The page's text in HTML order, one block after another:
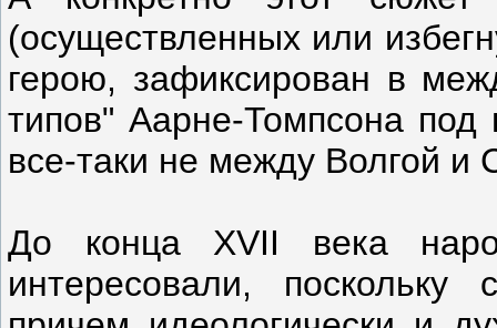
(осуществленных или
герою, зафиксирован в
типов" Аарне-Томпсона
все-таки не между Волгой
До конца XVII века
интересовали, поскольку